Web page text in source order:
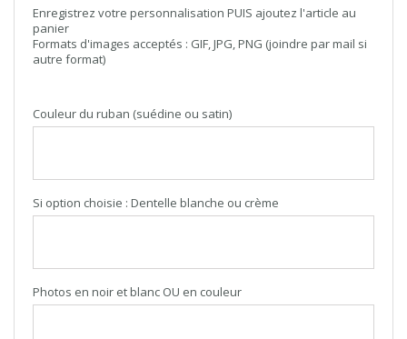
Enregistrez votre personnalisation PUIS ajoutez l'article au
panier
Formats d'images acceptés : GIF, JPG, PNG (joindre par mail si
autre format)
Couleur du ruban (suédine ou satin)
Si option choisie : Dentelle blanche ou crème
Photos en noir et blanc OU en couleur